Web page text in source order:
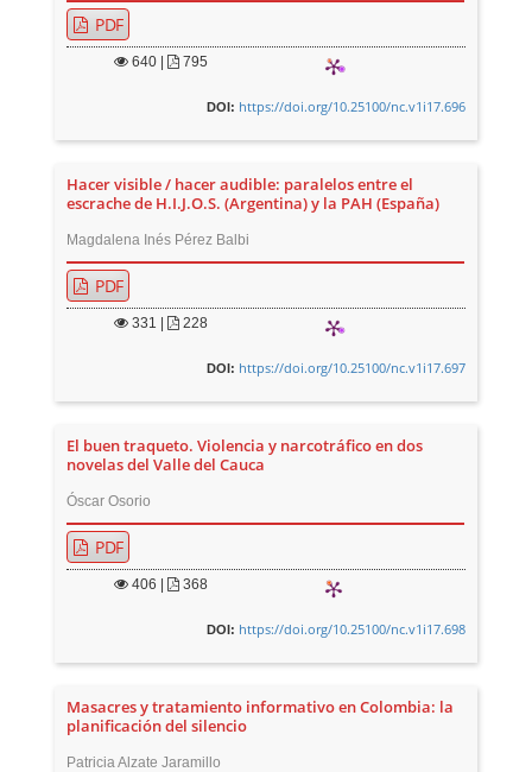
PDF
640 | 795
DOI: https://doi.org/10.25100/nc.v1i17.696
Hacer visible / hacer audible: paralelos entre el
escrache de H.I.J.O.S. (Argentina) y la PAH (España)
Magdalena Inés Pérez Balbi
PDF
331 | 228
DOI: https://doi.org/10.25100/nc.v1i17.697
El buen traqueto. Violencia y narcotráfico en dos
novelas del Valle del Cauca
Óscar Osorio
PDF
406 | 368
DOI: https://doi.org/10.25100/nc.v1i17.698
Masacres y tratamiento informativo en Colombia: la
planificación del silencio
Patricia Alzate Jaramillo